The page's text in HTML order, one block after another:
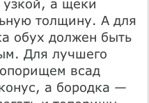
узкой, а щеки
толщину. А для
обух должен быть
Для лучшего
всад
а бородка —